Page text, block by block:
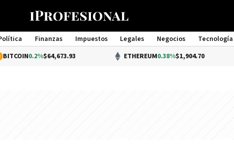
Finanzas Impuestos Legales Negocios Tecnología
Management
$64,673.93 ETHEREUM0.38%$1,904.70